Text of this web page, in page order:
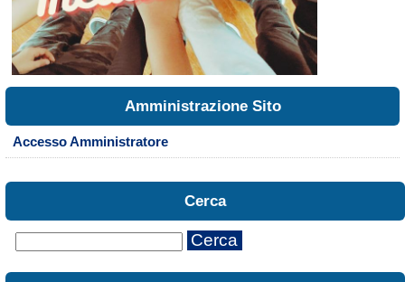
Amministrazione Sito
Accesso Amministratore
Cerca
Cerca